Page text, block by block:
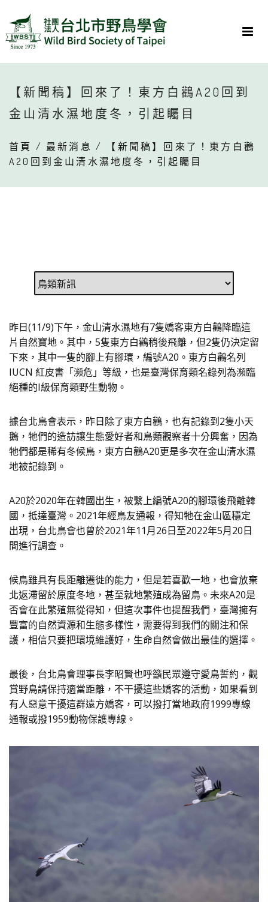
【新聞稿】回來了！東方白鸛A20回到
金山清水濕地度冬，引起矚目
首頁 / 最新消息 / 【新聞稿】回來了！東方白鸛
A20回到金山清水濕地度冬，引起矚目
昨日(11/9)下午，金山清水濕地有7隻嬌客東方白鸛降臨這
片 自然寶地。其中，5隻東方白鸛稍後飛離，但2隻仍決定留
下來， 其中一隻的腳上有腳環，編號A20。東方白鸛名列
IUCN 紅皮書「瀕危」等級，也是臺灣保育類名錄列為瀕臨
絕種的I級保育類野生動物。
據台北鳥會表示，昨日除了東方白鸛，也有記錄到2隻小天
鵝， 牠們的造訪讓生態愛好者和鳥類觀察者十分興奮， 因為
牠們都是稀有冬候鳥，東方白鸛A20更是多次在金山清水濕
地被記錄到。
A20於2020年在韓國出生，被繫上編號A20的腳環後飛離韓
國，抵達臺灣。2021年經鳥友通報， 得知牠在金山區穩定
出現，台北鳥會也曾於2021年11月26日至2022年5月20日
間進行調查。
候鳥雖具有長距離遷徙的能力，但是若喜歡一地，也會放棄
北返滯留於原度冬地，甚至就地繁殖成為留鳥。未來A20是
否會在此繁殖無從得知，但這次事件也提醒我們， 臺灣擁有
豐富的自然資源和生態多樣性， 需要得到我們的關注和保
護，相信只要把環境維護好， 生命自然會做出最佳的選擇。
最後，台北鳥會理事長李昭賢也呼籲民眾遵守愛鳥誓約， 觀
賞野鳥請保持適當距離，不干擾這些嬌客的活動， 如果看到
有人惡意干擾這群遠方嬌客，可以撥打當地政府1999專線
通報或撥1959動物保護專線。